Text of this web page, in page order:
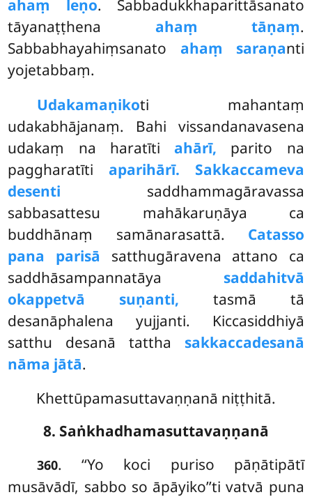
ahaṃ leṇo. Sabbadukkhaparittāsanato
tāyanaṭṭhena ahaṃ tāṇaṃ.
Sabbabhayahiṃsanato ahaṃ saraṇanti
yojetabbaṃ.
Udakamaṇikoti mahantaṃ
udakabhājanaṃ. Bahi vissandanavasena
udakaṃ na haratīti ahārī, parito na
paggharatīti aparihārī. Sakkaccameva
desenti saddhammagāravassa
sabbasattesu mahākaruṇāya ca
buddhānaṃ samānarasattā. Catasso
pana parisā satthugāravena attano ca
saddhāsampannatāya saddahitvā
okappetvā suṇanti, tasmā tā
desanāphalena yujjanti. Kiccasiddhiyā
satthu desanā tattha sakkaccadesanā
nāma jātā.
Khettūpamasuttavaṇṇanā niṭṭhitā.
8. Saṅkhadhamasuttavaṇṇanā
360. ‘‘Yo koci puriso pāṇātipātī
musāvādī, sabbo so āpāyiko’’ti vatvā puna